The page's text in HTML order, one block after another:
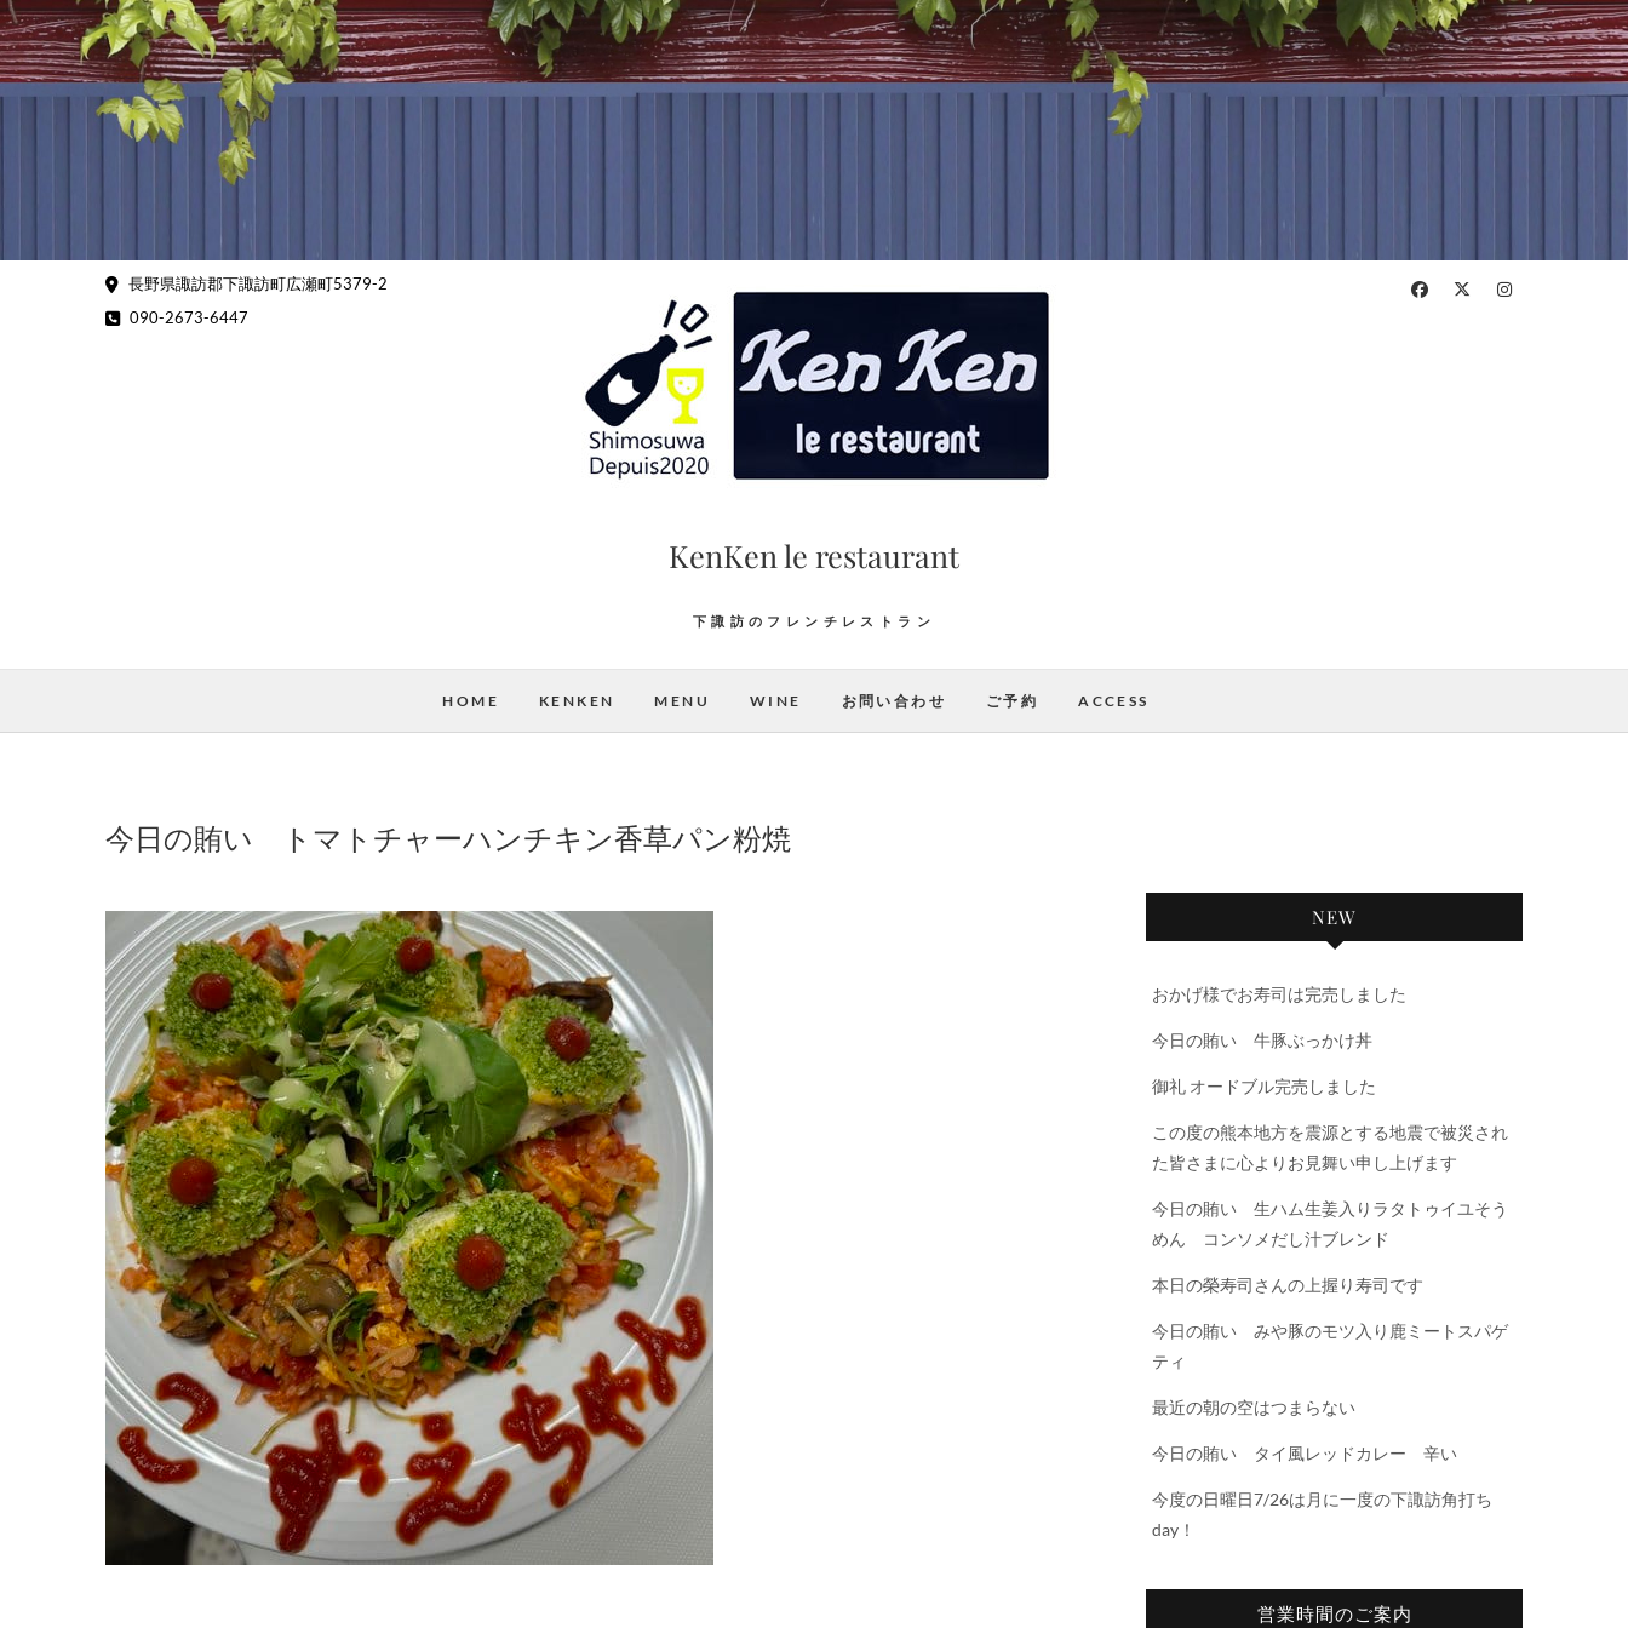
Skip
to
content
長野県諏訪郡下諏訪町広瀬町5379-2
090-2673-6447
KenKen le restaurant
下諏訪のフレンチレストラン
HOME KENKEN MENU WINE お問い合わせ ご予約 ACCESS
今日の賄い トマトチャーハンチキン香草パン粉焼
NEW
おかげ様でお寿司は完売しました
今日の賄い 牛豚ぶっかけ丼
御礼 オードブル完売しました
この度の熊本地方を震源とする地震で被災され
た皆さまに心よりお見舞い申し上げます
今日の賄い 生ハム生姜入りラタトゥイユそう
めん コンソメだし汁ブレンド
本日の榮寿司さんの上握り寿司です
今日の賄い みや豚のモツ入り鹿ミートスパゲ
ティ
最近の朝の空はつまらない
今日の賄い タイ風レッドカレー 辛い
今度の日曜日7/26は月に一度の下諏訪角打ち
day！
営業時間のご案内